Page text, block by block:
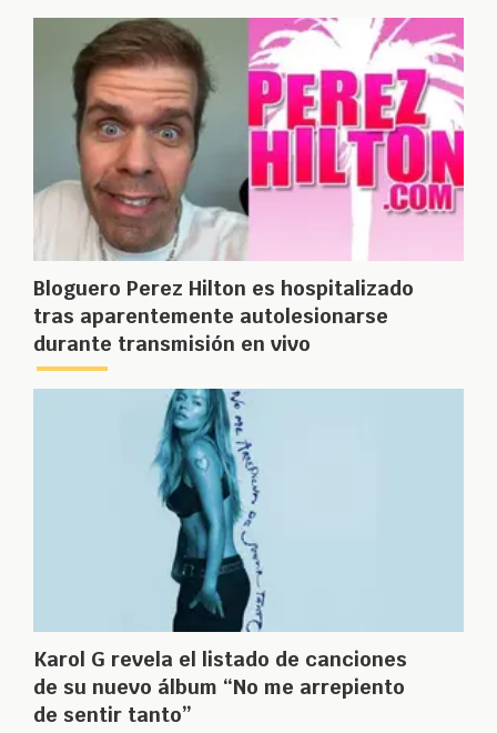
Bloguero Perez Hilton es hospitalizado
tras aparentemente autolesionarse
durante transmisión en vivo
Karol G revela el listado de canciones
de su nuevo álbum “No me arrepiento
de sentir tanto”